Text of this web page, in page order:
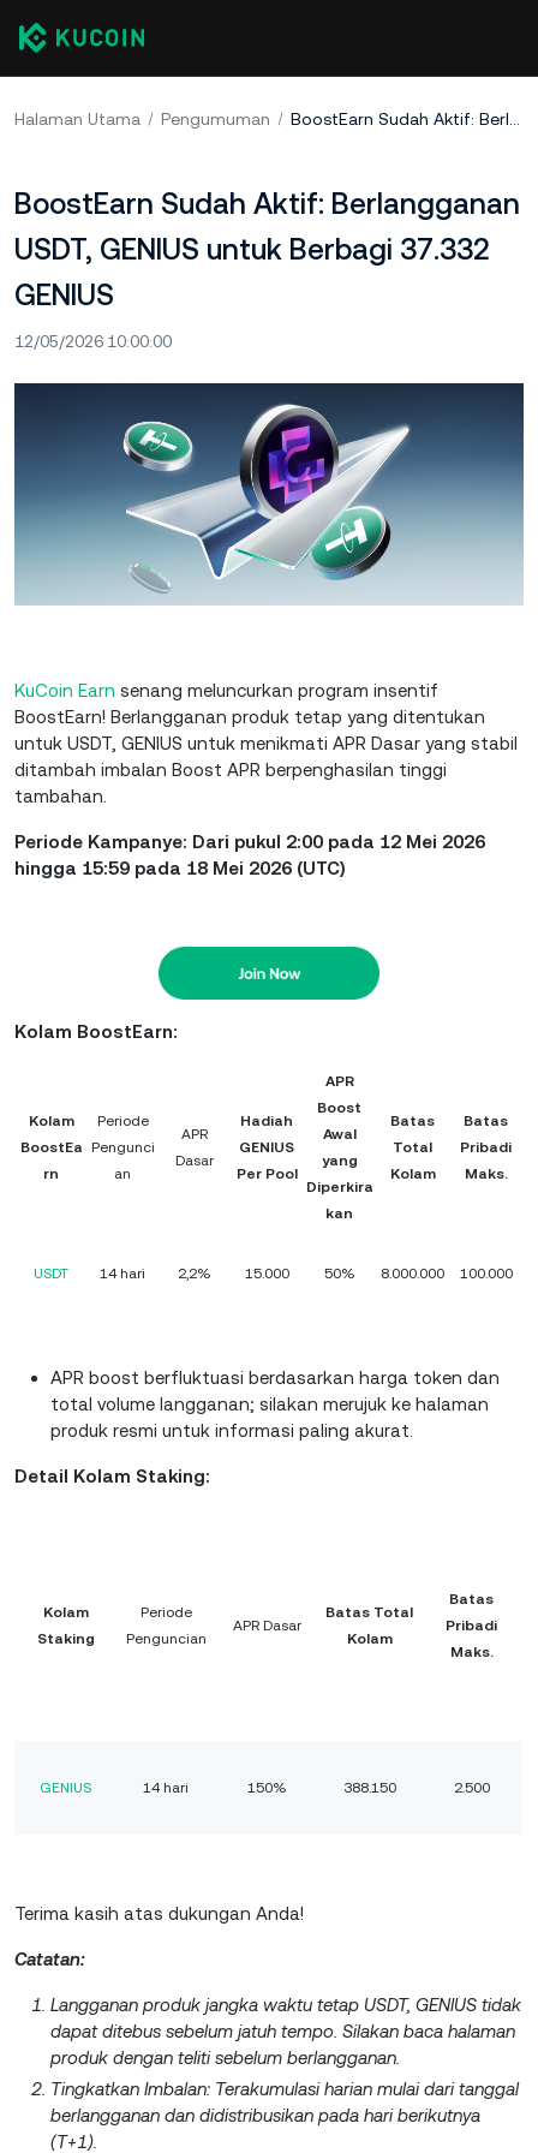
Halaman Utama Pengumuman BoostEarn Sudah Aktif: Berlangganan USDT, GENIUS untuk Berbagi 37.332 GENIUS
BoostEarn Sudah Aktif: Berlangganan
USDT, GENIUS untuk Berbagi 37.332
GENIUS
12/05/2026 10:00:00
KuCoin Earn senang meluncurkan program insentif
BoostEarn! Berlangganan produk tetap yang ditentukan
untuk USDT, GENIUS untuk menikmati APR Dasar yang stabil
ditambah imbalan Boost APR berpenghasilan tinggi
tambahan.
Periode Kampanye: Dari pukul 2:00 pada 12 Mei 2026
hingga 15:59 pada 18 Mei 2026 (UTC)
Kolam BoostEarn:
Kolam
BoostEa
rn
Periode
Pengunci
an
APR
Dasar
Hadiah
GENIUS
Per Pool
APR
Boost
Awal
yang
Diperkira
kan
Batas
Total
Kolam
Batas
Pribadi
Maks.
USDT 14 hari 2,2% 15.000 50% 8.000.000 100.000
APR boost berfluktuasi berdasarkan harga token dan
total volume langganan; silakan merujuk ke halaman
produk resmi untuk informasi paling akurat.
Detail Kolam Staking:
Kolam
Staking
Periode
Penguncian
APR Dasar
Batas Total
Kolam
Batas
Pribadi
Maks.
GENIUS 14 hari 150% 388.150 2.500
Terima kasih atas dukungan Anda!
Catatan:
Langganan produk jangka waktu tetap USDT, GENIUS tidak
dapat ditebus sebelum jatuh tempo. Silakan baca halaman
produk dengan teliti sebelum berlangganan.
Tingkatkan Imbalan: Terakumulasi harian mulai dari tanggal
berlangganan dan didistribusikan pada hari berikutnya
(T+1).